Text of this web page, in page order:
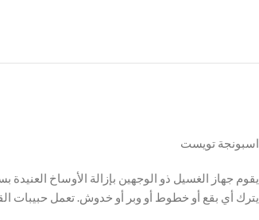
اسبونجة تويست
يقوم جهاز الغسيل ذو الوجهين بإزالة الأوساخ
يترك أي بقع أو خطوط أو وبر أو خدوش. تعمل حبيبات